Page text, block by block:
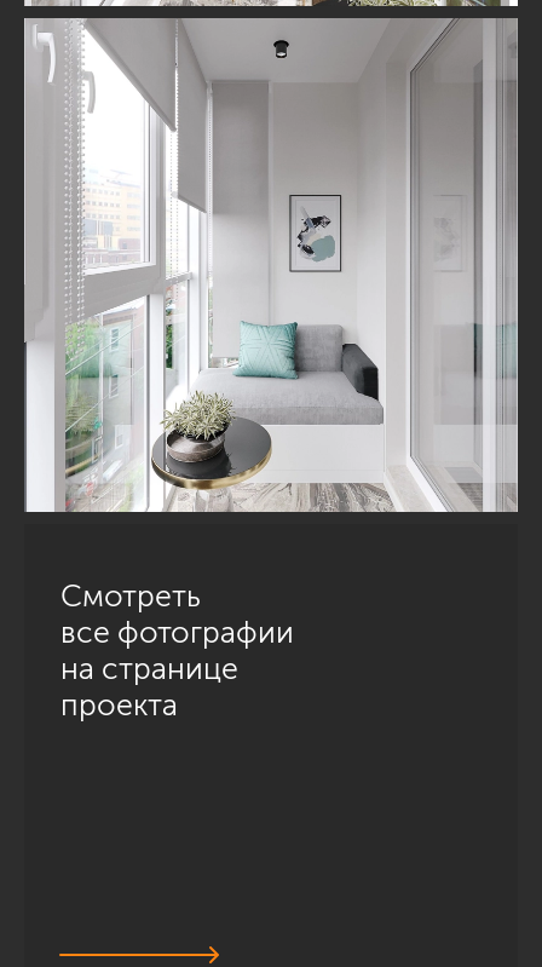
Смотреть
все фотографии
на странице
проекта